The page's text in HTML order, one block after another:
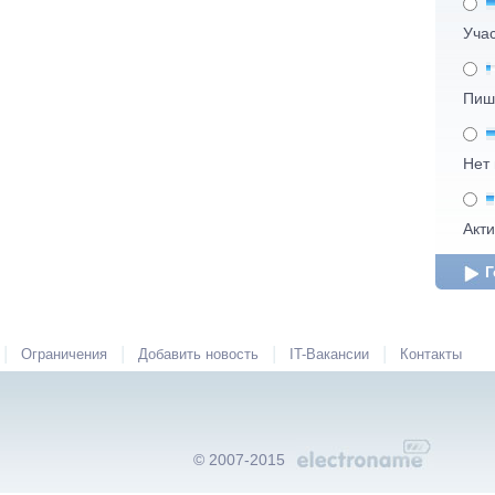
Нет
| Ограничения | Добавить новость | IT-Вакансии | Контакты
© 2007-2015